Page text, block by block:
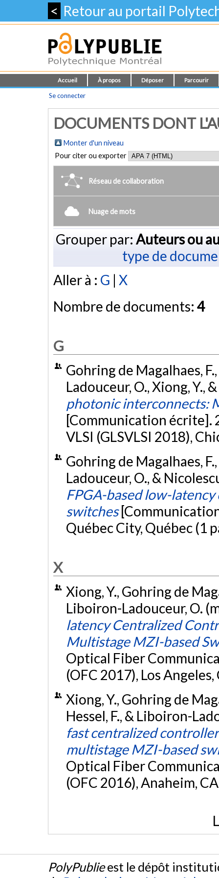
< Retour au portail
Accueil À propos Déposer Parcourir
Se connecter
DOCUMENTS DONT
Monter d'un niveau
Pour citer ou exporter
Réseau de collaboration
Nuage de mots
Grouper par: Auteurs ou
type de
Aller à : G | X
Nombre de documents: 4
G
Gohring de Magalhaes,
Ladouceur, O., Xiong, Y.,
photonic interconnects:
[Communication écrite].
VLSI (GLSVLSI 2018),
Gohring de Magalhaes,
Ladouceur, O., &
FPGA-based low-
switches
Québec City, Québec (1
X
Xiong, Y., Gohring de
Liboiron-Ladouceur, O.
latency Centralized
Multistage MZI-based
Optical Fiber
(OFC 2017), Los
Xiong, Y., Gohring de
Hessel, F., & Liboiron-
fast centralized
multistage MZI-based
Optical Fiber
(OFC 2016), Anaheim,
PolyPublieest le dépôt